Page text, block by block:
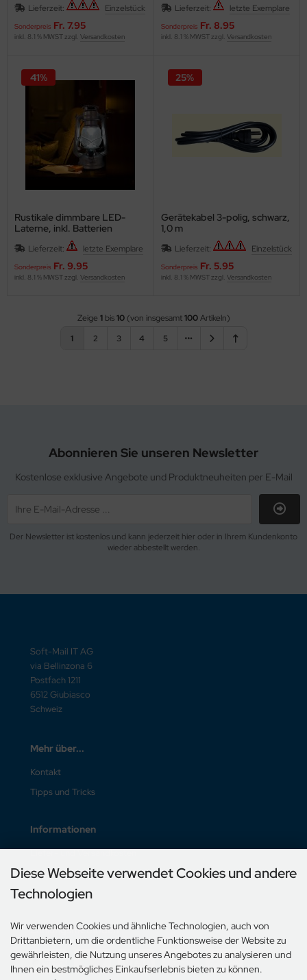
Lieferzeit: Einzelstück
Sonderpreis Fr. 7.95
inkl. 8.1 % MWST zzgl. Versandkosten
Lieferzeit: letzte Exemplare
Sonderpreis Fr. 8.95
inkl. 8.1 % MWST zzgl. Versandkosten
Rustikale dimmbare LED-
Laterne, inkl. Batterien
Lieferzeit: letzte Exemplare
Sonderpreis Fr. 9.95
41%
inkl. 8.1 % MWST zzgl. Versandkosten
Gerätekabel 3-polig, schwarz,
1,0 m
Lieferzeit: Einzelstück
Sonderpreis Fr. 5.95
25%
inkl. 8.1 % MWST zzgl. Versandkosten
Zeige 1bis10(von insgesamt100Artikeln)
1
2 3 4 5
Abonnieren Sie unseren Newsletter
Kostenlose exklusive Angebote und Produktneuheiten per E-Mail
Der Newsletter ist kostenlos und kann jederzeit hier oder in Ihrem Kundenkonto
wieder abbestellt werden.
Soft-Mail IT AG
via Bellinzona 6
Postfach 1211
6512 Giubiasco
Schweiz
Mehr über...
Kontakt
Tipps und Tricks
Informationen
Liefer- und Versandkosten
Unsere AGB
Impressum
Zahlungsmethoden
Diese Webseite verwendet Cookies und andere
Technologien
Wir verwenden Cookies und ähnliche Technologien, auch von
Drittanbietern, um die ordentliche Funktionsweise der Website zu
gewährleisten, die Nutzung unseres Angebotes zu analysieren und
Ihnen ein bestmögliches Einkaufserlebnis bieten zu können.